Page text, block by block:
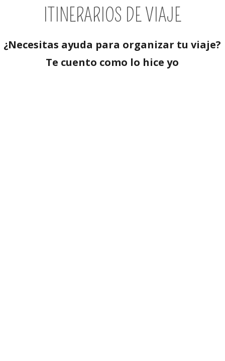
ITINERARIOS DE VIAJE
¿Necesitas ayuda para organizar tu viaje?
Te cuento como lo hice yo